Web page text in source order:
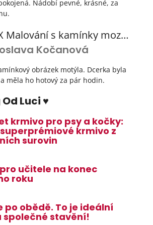
Nádobí pevné, krásné, za
GRAFIX Malování s kamínky mozaika diamantový obrázek 3 druhy
produktu je 5 z 5 hvězdiček.
Kočanová
obrázek motýla. Dcerka byla
měla ho hotový za pár hodin.
Luci ♥
krmivo pro psy a kočky:
krmivo z
surovin
učitele na konec
roku
po obědě. To je ideální
společné stavění!